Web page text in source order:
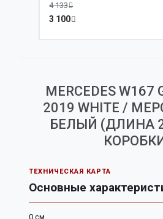
4 133
3 100
MERCEDES W167
2019 WHITE /
БЕЛЫЙ (ДЛИНА
ТЕХНИЧЕСКАЯ КАРТА
Основные
0 см